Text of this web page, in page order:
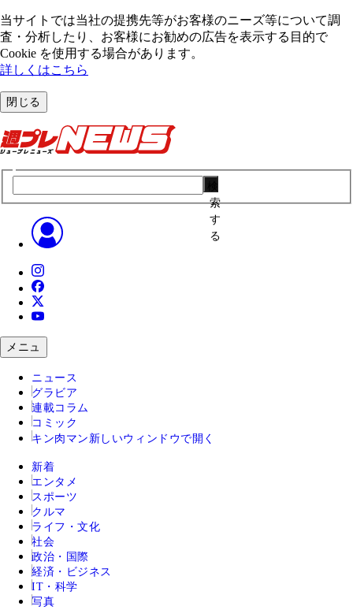
当サイトでは当社の提携先等がお客様のニーズ等について調
査・分析したり、お客様にお勧めの広告を表⽰する⽬的で
Cookie を使⽤する場合があります。
詳しくはこちら
閉じる
索
す
る
メニュ
ニュース
グラビア
連載コラム
コミック
キン肉マン 新しいウィンドウで開く
新着
エンタメ
スポーツ
クルマ
ライフ・文化
社会
政治・国際
経済・ビジネス
IT・科学
写真